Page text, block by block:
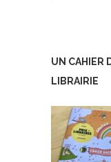
UN CAHIER
LIBRAIRIE